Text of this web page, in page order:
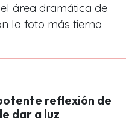
área dramática de
la foto más tierna
reflexión de
dar a luz